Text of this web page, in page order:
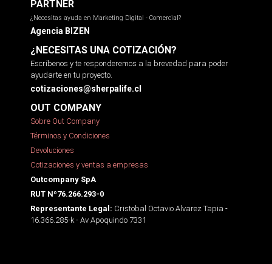
PARTNER
¿Necesitas ayuda en Marketing Digital - Comercial?
Agencia BIZEN
¿NECESITAS UNA COTIZACIÓN?
Escríbenos y te responderemos a la brevedad para poder
ayudarte en tu proyecto.
cotizaciones@sherpalife.cl
OUT COMPANY
Sobre Out Company
Términos y Condiciones
Devoluciones
Cotizaciones y ventas a empresas
Outcompany SpA
RUT Nº76.266.293-0
Representante Legal: Cristobal Octavio Alvarez Tapia -
16.366.285-k - Av Apoquindo 7331